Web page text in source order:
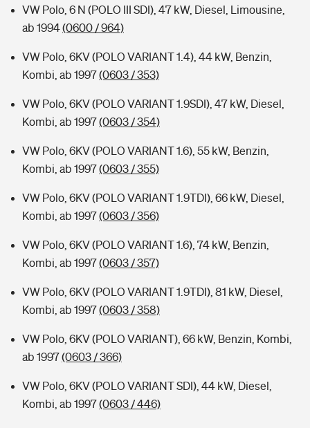
VW Polo, 6 N (POLO III SDI), 47 kW, Diesel, Limousine,
ab 1994(0600 / 964)
VW Polo, 6KV (POLO VARIANT 1.4), 44 kW, Benzin,
Kombi, ab 1997(0603 / 353)
VW Polo, 6KV (POLO VARIANT 1.9SDI), 47 kW, Diesel,
Kombi, ab 1997(0603 / 354)
VW Polo, 6KV (POLO VARIANT 1.6), 55 kW, Benzin,
Kombi, ab 1997(0603 / 355)
VW Polo, 6KV (POLO VARIANT 1.9TDI), 66 kW, Diesel,
Kombi, ab 1997(0603 / 356)
VW Polo, 6KV (POLO VARIANT 1.6), 74 kW, Benzin,
Kombi, ab 1997(0603 / 357)
VW Polo, 6KV (POLO VARIANT 1.9TDI), 81 kW, Diesel,
Kombi, ab 1997(0603 / 358)
VW Polo, 6KV (POLO VARIANT), 66 kW, Benzin, Kombi,
ab 1997(0603 / 366)
VW Polo, 6KV (POLO VARIANT SDI), 44 kW, Diesel,
Kombi, ab 1997(0603 / 446)